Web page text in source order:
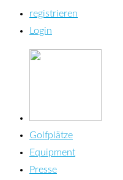
registrieren
Login
Golfplätze
Equipment
Presse